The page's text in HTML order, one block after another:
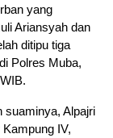
yang
Ariansyah dan
ditipu tiga
Polres Muba,
suaminya, Alpajri
IV,